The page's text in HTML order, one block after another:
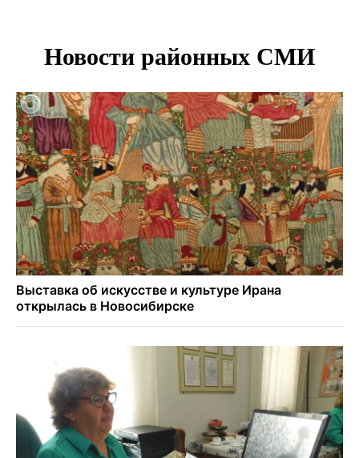
Фейковые письма о защите от БПЛА рассылают
Миллион за переезд: в сёла Новосибирской области едут
20 работников культуры
О похолодании в августе-2026 рассказали синоптики в
Новосибирске